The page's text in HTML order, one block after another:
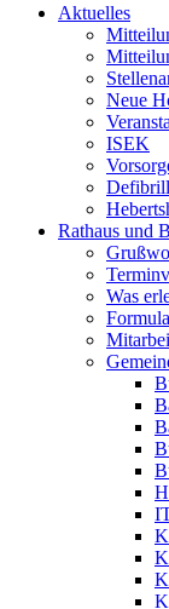
Aktuelles
Neue
ISEK
Rathaus und
Was